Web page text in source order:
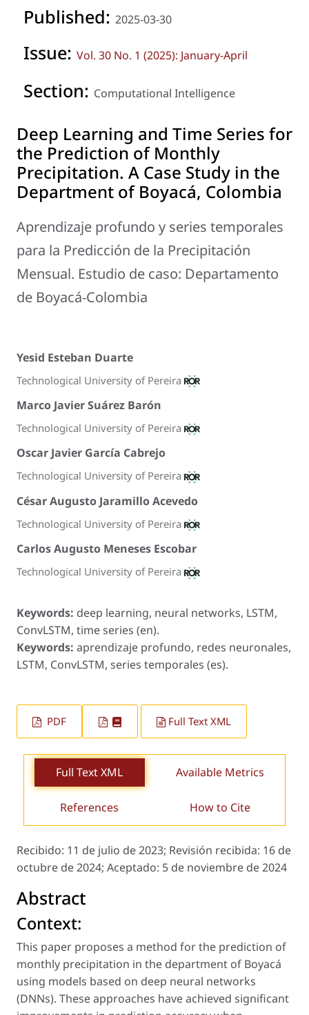
Published: 2025-03-30
Issue: Vol. 30 No. 1 (2025): January-April
Section: Computational Intelligence
Deep Learning and Time Series for
the Prediction of Monthly
Precipitation. A Case Study in the
Department of Boyacá, Colombia
Aprendizaje profundo y series temporales
para la Predicción de la Precipitación
Mensual. Estudio de caso: Departamento
de Boyacá-Colombia
Yesid Esteban Duarte
Technological University of Pereira
Marco Javier Suárez Barón
Technological University of Pereira
Oscar Javier García Cabrejo
Technological University of Pereira
César Augusto Jaramillo Acevedo
Technological University of Pereira
Carlos Augusto Meneses Escobar
Technological University of Pereira
Keywords: deep learning, neural networks, LSTM,
ConvLSTM, time series (en).
Keywords: aprendizaje profundo, redes neuronales,
LSTM, ConvLSTM, series temporales (es).
PDF Full Text XML
Full Text XML Available Metrics
References How to Cite
Recibido: 11 de julio de 2023; Revisión recibida: 16 de
octubre de 2024; Aceptado: 5 de noviembre de 2024
Abstract
Context:
This paper proposes a method for the prediction of
monthly precipitation in the department of Boyacá
using models based on deep neural networks
(DNNs). These approaches have achieved significant